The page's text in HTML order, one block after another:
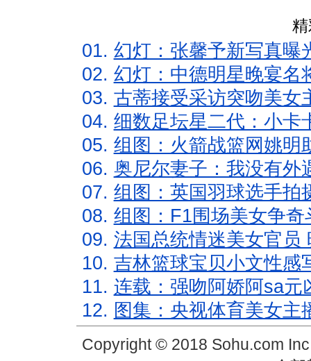
01. 幻灯：张馨予新写真曝
02. 幻灯：中德明星晚宴名
03. 古蒂接受采访突吻美女
04. 细数足坛星二代：小卡
05. 组图：火箭战篮网姚明
06. 奥尼尔妻子：我没有外
07. 组图：英国羽球选手拍
08. 组图：F1围场美女争
09. 法国总统情迷美女官员
10. 吉林篮球宝贝小文性感
11. 连载：强吻阿娇阿sa元
12. 图集：央视体育美女主
Copyright © 2018 Sohu.com